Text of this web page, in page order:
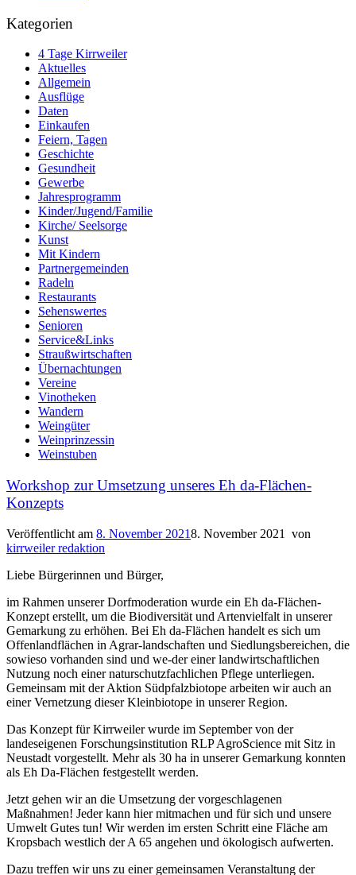
Kategorien
4 Tage Kirrweiler
Aktuelles
Allgemein
Ausflüge
Daten
Einkaufen
Feiern, Tagen
Geschichte
Gesundheit
Gewerbe
Jahresprogramm
Kinder/Jugend/Familie
Kirche/ Seelsorge
Kunst
Mit Kindern
Partnergemeinden
Radeln
Restaurants
Sehenswertes
Senioren
Service&Links
Straußwirtschaften
Übernachtungen
Vereine
Vinotheken
Wandern
Weingüter
Weinprinzessin
Weinstuben
Workshop zur Umsetzung unseres Eh da-Flächen-
Konzepts
Veröffentlicht am 8. November 20218. November 2021
von
kirrweiler redaktion
Liebe Bürgerinnen und Bürger,
im Rahmen unserer Dorfmoderation wurde ein Eh da-Flächen-
Konzept erstellt, um die Biodiversität und Artenvielfalt in unserer
Gemarkung zu erhöhen. Bei Eh da-Flächen handelt es sich um
Offenlandflächen in Agrar-landschaften und Siedlungsbereichen, die
sowieso vorhanden sind und we-der einer landwirtschaftlichen
Nutzung noch einer naturschutzfachlichen Pflege unterliegen.
Gemeinsam mit der Aktion Südpfalzbiotope arbeiten wir auch an
einer Vernetzung dieser Kleinbiotope in unserer Region.
Das Konzept für Kirrweiler wurde im September von der
landeseigenen Forschungsinstitution RLP AgroScience mit Sitz in
Neustadt vorgestellt. Mehr als 30 ha in unserer Gemarkung konnten
als Eh Da-Flächen festgestellt werden.
Jetzt gehen wir an die Umsetzung der vorgeschlagenen
Maßnahmen! Jeder kann hier mitmachen und für sich und unsere
Umwelt Gutes tun! Wir werden im ersten Schritt eine Fläche am
Kropsbach westlich der A 65 angehen und ökologisch aufwerten.
Dazu treffen wir uns zu einer gemeinsamen Veranstaltung der